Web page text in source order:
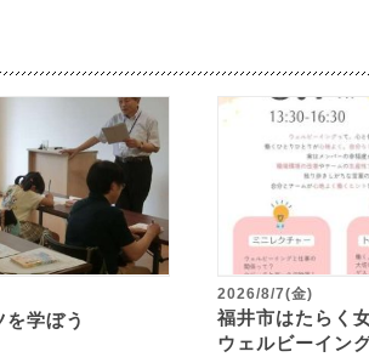
学ぼう
2026/8/7(金)
福井市はたらく
ウェルビーイン